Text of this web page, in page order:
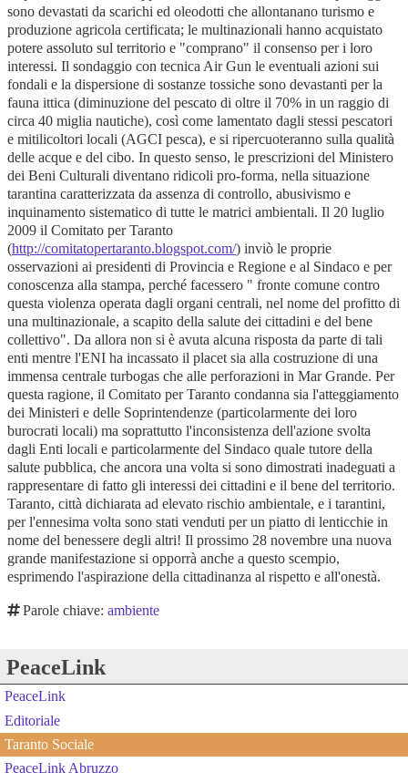
sono devastati da scarichi ed oleodotti che allontanano turismo e
produzione agricola certificata; le multinazionali hanno acquistato
potere assoluto sul territorio e "comprano" il consenso per i loro
interessi. Il sondaggio con tecnica Air Gun le eventuali azioni sui
fondali e la dispersione di sostanze tossiche sono devastanti per la
fauna ittica (diminuzione del pescato di oltre il 70% in un raggio di
circa 40 miglia nautiche), così come lamentato dagli stessi pescatori
e mitilicoltori locali (AGCI pesca), e si ripercuoteranno sulla qualità
delle acque e del cibo. In questo senso, le prescrizioni del Ministero
dei Beni Culturali diventano ridicoli pro-forma, nella situazione
tarantina caratterizzata da assenza di controllo, abusivismo e
inquinamento sistematico di tutte le matrici ambientali. Il 20 luglio
2009 il Comitato per Taranto
(http://comitatopertaranto.blogspot.com/) inviò le proprie
osservazioni ai presidenti di Provincia e Regione e al Sindaco e per
conoscenza alla stampa, perché facessero " fronte comune contro
questa violenza operata dagli organi centrali, nel nome del profitto di
una multinazionale, a scapito della salute dei cittadini e del bene
collettivo". Da allora non si è avuta alcuna risposta da parte di tali
enti mentre l'ENI ha incassato il placet sia alla costruzione di una
immensa centrale turbogas che alle perforazioni in Mar Grande. Per
questa ragione, il Comitato per Taranto condanna sia l'atteggiamento
dei Ministeri e delle Soprintendenze (particolarmente dei loro
burocrati locali) ma soprattutto l'inconsistenza dell'azione svolta
dagli Enti locali e particolarmente del Sindaco quale tutore della
salute pubblica, che ancora una volta si sono dimostrati inadeguati a
rappresentare di fatto gli interessi dei cittadini e il bene del territorio.
Taranto, città dichiarata ad elevato rischio ambientale, e i tarantini,
per l'ennesima volta sono stati venduti per un piatto di lenticchie in
nome del benessere degli altri! Il prossimo 28 novembre una nuova
grande manifestazione si opporrà anche a questo scempio,
esprimendo l'aspirazione della cittadinanza al rispetto e all'onestà.
Parole chiave:ambiente
PeaceLink
PeaceLink
Editoriale
Taranto Sociale
PeaceLink Abruzzo